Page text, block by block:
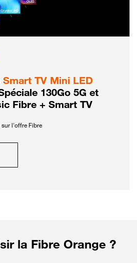
Smart TV Mini LED
130Go 5G et
Fibre + Smart TV
sur l'offre Fibre
la Fibre Orange ?